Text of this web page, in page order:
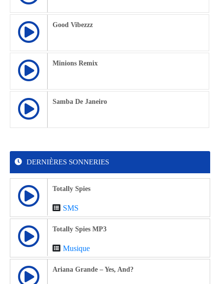
Good Vibezzz
Minions Remix
Samba De Janeiro
DERNIÈRES SONNERIES
Totally Spies
SMS
Totally Spies MP3
Musique
Ariana Grande – Yes, And?